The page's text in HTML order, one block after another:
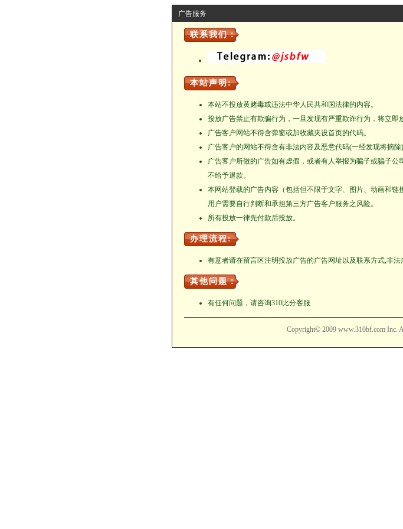
广告服务
联系我们：
本站声明:
本站不投放黄赌毒或违法中华人民共和国法律的内容。
投放广告禁止有欺骗行为，一旦发现有严重欺诈行为，将立即
广告客户网站不得含弹窗或加收藏夹设首页的代码。
广告客户的网站不得含有非法内容及恶意代码(一经发现将摘除)
广告客户所做的广告如有虚假，或者有人举报为骗子或骗子
不给予退款。
本网站登载的广告内容（包括但不限于文字、图片、动画和
用户需要自行判断和承担第三方广告客户服务之风险。
所有投放一律先付款后投放。
办理流程:
有意者请在留言区注明投放广告的广告网址以及联系方式,非法
其他问题：
有任何问题，请咨询310比分客服
Copyright© 2009 www.310bf.com Inc.